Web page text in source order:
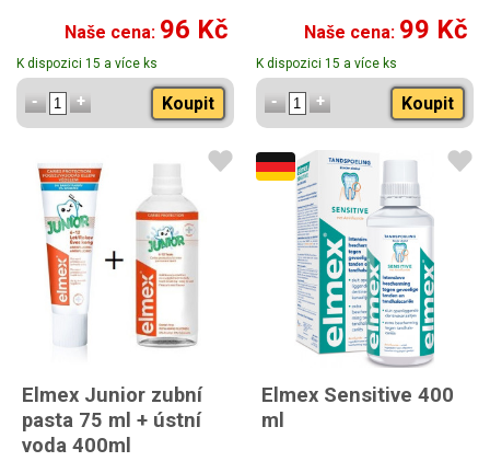
Naše cena: 96 Kč
K dispozici 15 a více ks
Koupit
Naše cena: 99 Kč
K dispozici 15 a více ks
Koupit
Elmex Junior zubní
pasta 75 ml + ústní
voda 400ml
Elmex Sensitive 400
ml